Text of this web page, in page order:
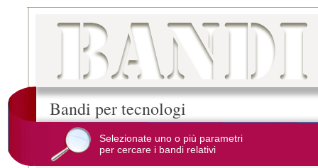
Bandi per tecnologi
Selezionate uno o più parametri
per cercare i bandi relativi